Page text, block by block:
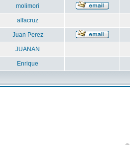
molimori
alfacruz
Juan Perez
JUANAN
Enrique